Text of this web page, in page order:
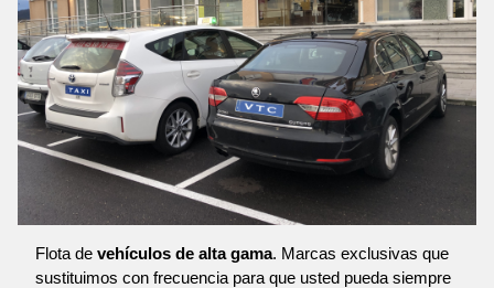
Flota de vehículos de alta gama. Marcas exclusivas que
sustituimos con frecuencia para que usted pueda siempre